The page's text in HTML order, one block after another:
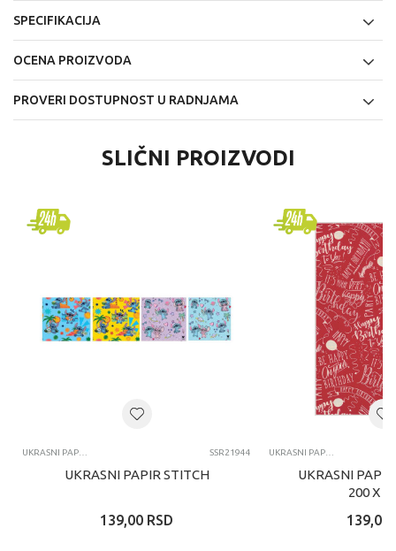
SPECIFIKACIJA
OCENA PROIZVODA
PROVERI DOSTUPNOST U RADNJAMA
SLIČNI PROIZVODI
UKRASNI PAPIRI SSR21944
UKRASNI PAPIR STITCH
139,00 RSD
UKRASNI PAPIRI
UKRASNI
200 X
139,00